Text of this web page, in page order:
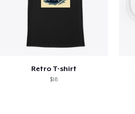
Retro T-shirt
$18